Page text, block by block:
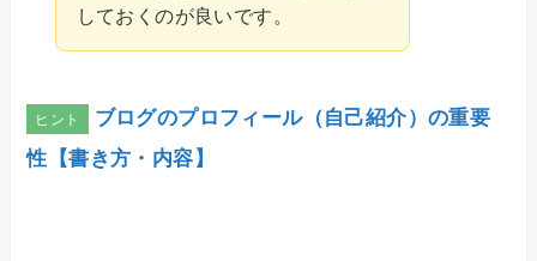
しておくのが良いです。
ブログのプロフィール（自己紹介）の重要
性【書き方・内容】